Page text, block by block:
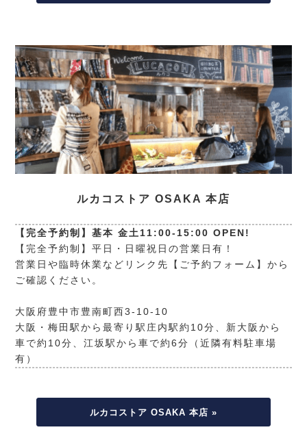
ルカコストア OSAKA 本店
【完全予約制】基本 金土11:00-15:00 OPEN!
【完全予約制】平日・日曜祝日の営業日有！
営業日や臨時休業などリンク先【ご予約フォーム】から
ご確認ください。
大阪府豊中市豊南町西3-10-10
大阪・梅田駅から最寄り駅庄内駅約10分、新大阪から
車で約10分、江坂駅から車で約6分（近隣有料駐車場
有）
ルカコストア OSAKA 本店 »